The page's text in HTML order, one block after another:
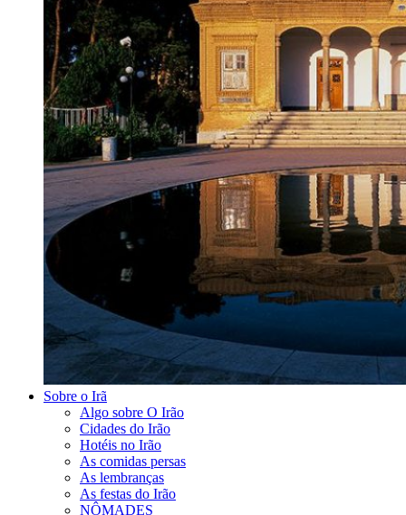
Sobre o Irã
Algo sobre O Irão
Cidades do Irão
Hotéis no Irão
As comidas persas
As lembranças
As festas do Irão
NÔMADES